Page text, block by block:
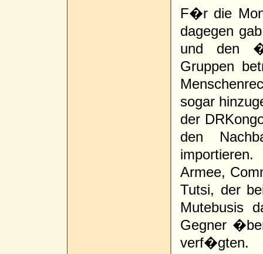
F�r die
dagegen
und den
Gruppen
sogar
der
den
Armee,
Tutsi, der
Mutebusis
Gegner
verf�gten.